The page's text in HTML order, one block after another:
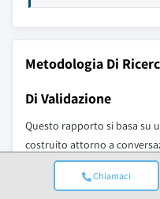
Chiamaci
Metodologia Di
Di Validazione
Questo rapporto si basa su
costruito attorno a
modellazione proprietaria e
non solo su ricerche a